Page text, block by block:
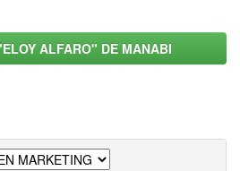
ALFARO" DE MANABI